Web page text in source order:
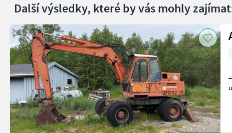
Další výsledky, které by vás mohly